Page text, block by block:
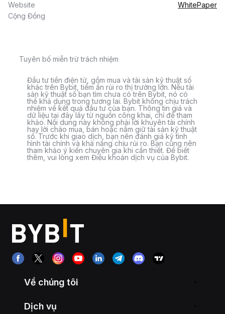
Website
WhitePaper
Cộng Đồng
Tuyên bố miễn trừ trách nhiệm
Đầu tư tiền điện tử, gồm mua và tài sản kỹ thuật số
khác trên Bybit, tiềm ẩn rủi ro thị trường lớn. Nếu tài
sản kỹ thuật số bạn tìm chưa có trên Bybit, nó có
thể khả dụng trong tương lai. Bybit không chịu trách
nhiệm về kết quả đầu tư của bạn. Thông tin giá và
dữ liệu tại đây lấy từ nguồn công khai, chỉ để tham
khảo. Nội dung này không phải lời khuyên tài chính
hay lời chào mua, bán hoặc nắm giữ tài sản kỹ thuật
số. Trước khi giao dịch, bạn nên đánh giá kỹ tình
hình tài chính và khả năng chịu rủi ro. Bạn cũng nên
tham khảo ý kiến chuyên gia khi cần thiết. Để biết
thêm, vui lòng xem Điều khoản dịch vụ của Bybit.
Về chúng tôi
Dịch vụ